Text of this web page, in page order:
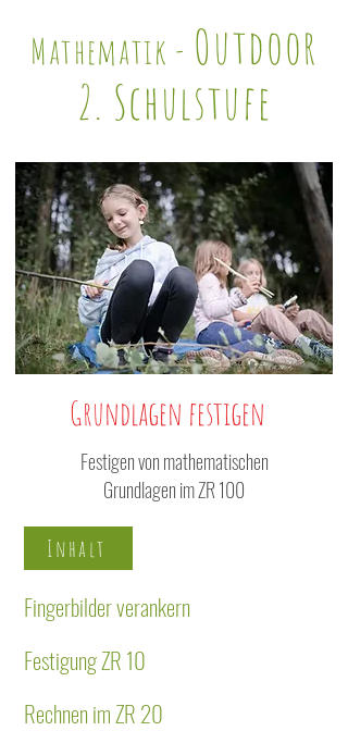
Mathematik - Outdoor
2. Schulstufe
Grundlagen festigen
Festigen von mathematischen
Grundlagen im ZR 100
Inhalt
Fingerbilder verankern
Festigung ZR 10
Rechnen im ZR 20